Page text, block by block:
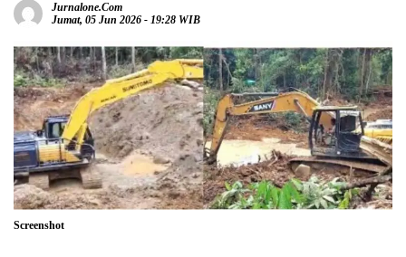
Jurnalone.com
Jumat, 05 Jun 2026 - 19:28 WIB
Screenshot